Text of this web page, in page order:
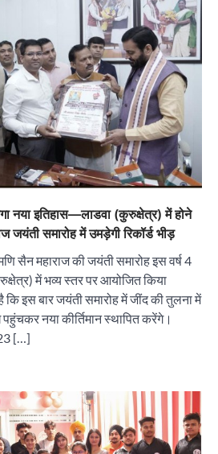
नया इतिहास—लाडवा (कुरुक्षेत्र) में होने
जयंती समारोह में उमड़ेगी रिकॉर्ड भीड़
सैन महाराज की जयंती समारोह इस वर्ष 4
में भव्य स्तर पर आयोजित किया
कि इस बार जयंती समारोह में जींद की तुलना में
नया कीर्तिमान स्थापित करेंगे।
[…]
uday August 6, 2026
वेंडर्स एसोसिएशन (सेवा) ने पंजाब में सौर